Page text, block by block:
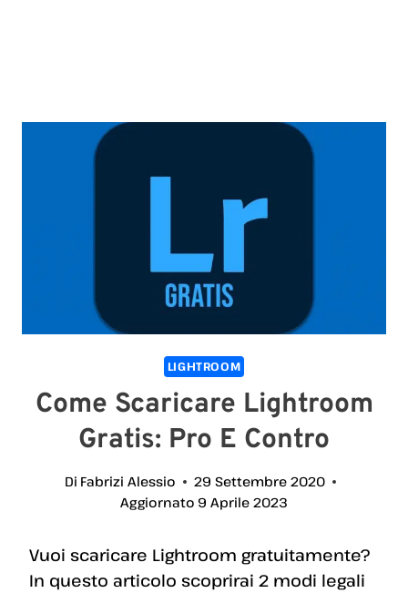
LIGHTROOM
Come Scaricare Lightroom
Gratis: Pro E Contro
Di Fabrizi Alessio
29 Settembre 2020
Aggiornato 9 Aprile 2023
Vuoi scaricare Lightroom gratuitamente?
In questo articolo scoprirai 2 modi legali